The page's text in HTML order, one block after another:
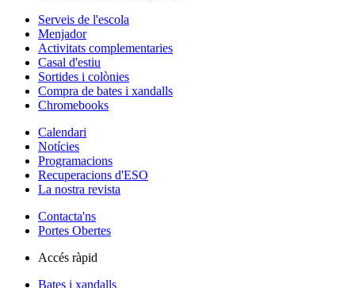
Serveis de l'escola
Menjador
Activitats complementaries
Casal d'estiu
Sortides i colònies
Compra de bates i xandalls
Chromebooks
Calendari
Notícies
Programacions
Recuperacions d'ESO
La nostra revista
Contacta'ns
Portes Obertes
Accés ràpid
Bates i xandalls